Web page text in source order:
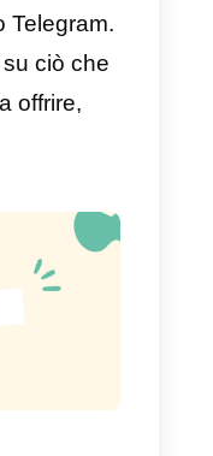
la
cliente, con
deve